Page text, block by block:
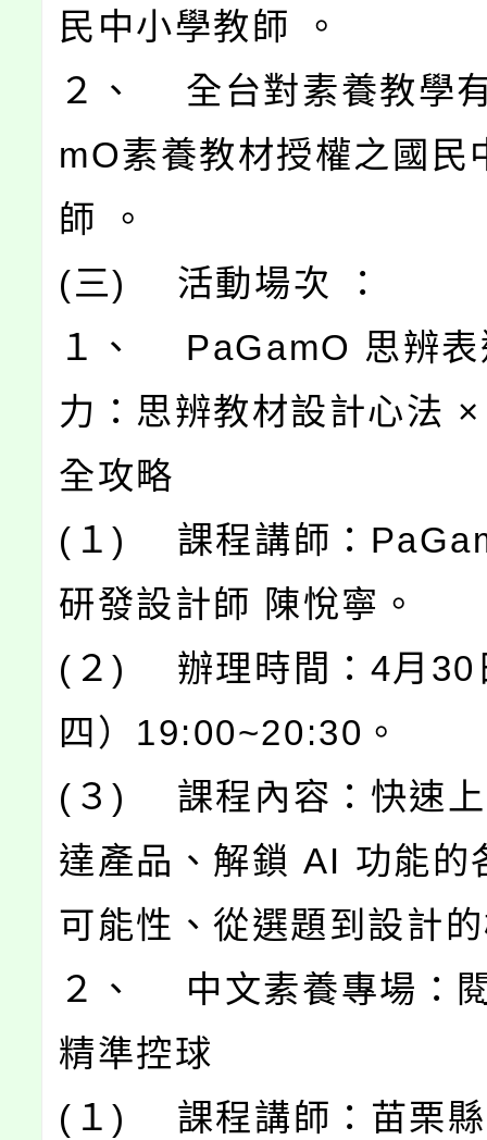
民中小學教師 。
２、 全台對素養教學
mO素養教材授權之國民
師 。
(三) 活動場次 ：
１、 PaGamO 思辨表
力：思辨教材設計心法
全攻略
(１) 課程講師：
研發設計師 陳悅寧。
(２) 辦理時間：4月30
四）19:00~20:30。
(３) 課程內容：快速上
達產品、解鎖 AI 功能的
可能性、從選題到設計
２、 中文素養專場：
精準控球
(１) 課程講師：苗栗縣